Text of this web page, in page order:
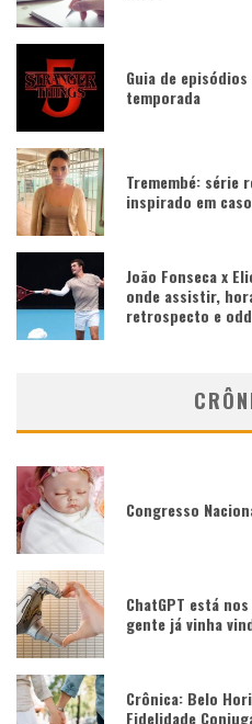
Guia de
temporada
Tremembé: série
inspirado em
João Fonseca x
onde assistir,
retrospecto e
Congresso
ChatGPT está
gente já vinha
Crônica: Belo
Fidelidade